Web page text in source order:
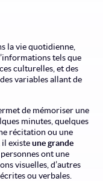
la vie quotidienne,
tels que
culturelles, et des
variables allant de
de mémoriser une
minutes, quelques
récitation ou une
il existeune grande
ont une
visuelles, d’autres
ou verbales.